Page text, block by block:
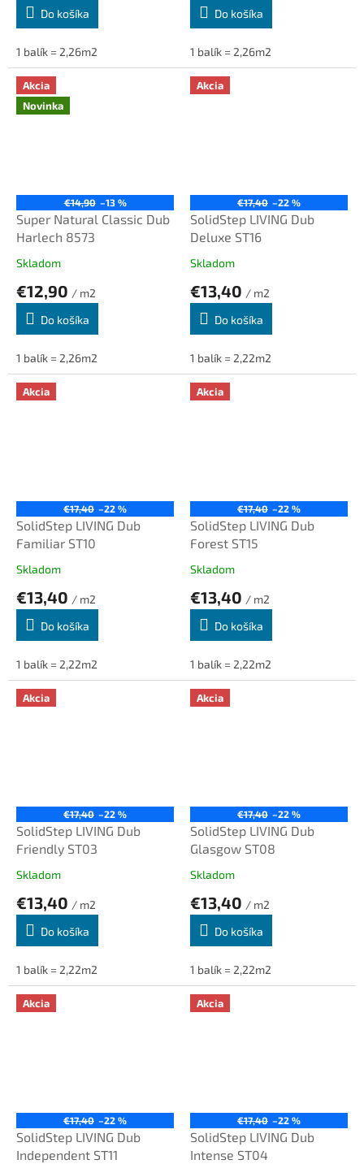
Do košíka
1 balík = 2,26m2
Do košíka
1 balík = 2,26m2
Akcia
Novinka
€14,90 –13 %
Super Natural Classic Dub
Harlech 8573
Skladom
€12,90 / m2
Do košíka
1 balík = 2,26m2
Akcia
€17,40 –22 %
SolidStep LIVING Dub
Deluxe ST16
Skladom
€13,40 / m2
Do košíka
1 balík = 2,22m2
Akcia
€17,40 –22 %
SolidStep LIVING Dub
Familiar ST10
Skladom
€13,40 / m2
Do košíka
1 balík = 2,22m2
Akcia
€17,40 –22 %
SolidStep LIVING Dub
Forest ST15
Skladom
€13,40 / m2
Do košíka
1 balík = 2,22m2
Akcia
€17,40 –22 %
SolidStep LIVING Dub
Friendly ST03
Skladom
€13,40 / m2
Do košíka
1 balík = 2,22m2
Akcia
€17,40 –22 %
SolidStep LIVING Dub
Glasgow ST08
Skladom
€13,40 / m2
Do košíka
1 balík = 2,22m2
Akcia
€17,40 –22 %
SolidStep LIVING Dub
Independent ST11
Akcia
€17,40 –22 %
SolidStep LIVING Dub
Intense ST04